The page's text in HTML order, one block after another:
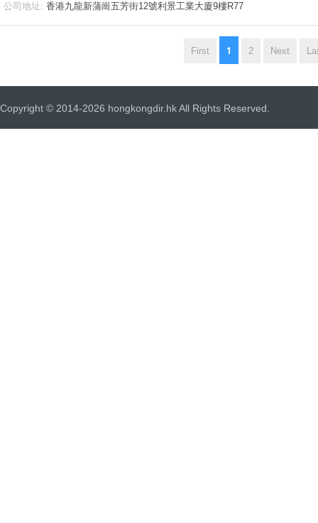
公司地址: 香港九龍新蒲崗五芳街12號利景工業大廈9樓R77
First 1 2 Next
Copyright © 2014-2026 hongkongdir.hk All Rights Reserved.